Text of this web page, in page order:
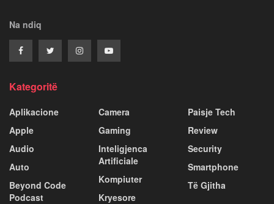
Na ndiq
Kategoritë
Aplikacione
Apple
Audio
Auto
Beyond Code
Podcast
Camera
Gaming
Inteligjenca
Artificiale
Kompiuter
Kryesore
Paisje Tech
Review
Security
Smartphone
Të Gjitha